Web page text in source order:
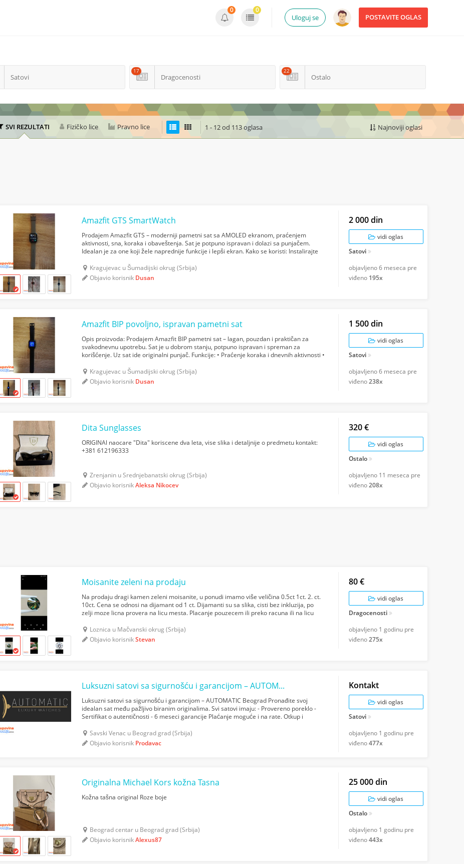
POSTAVITE OGLAS
Uloguj se
0 0
Satovi Dragocenosti
17
Ostalo
22
SVI REZULTATI Fizičko lice Pravno lice 1 - 12 od 113 oglasa Najnoviji oglasi
Amazfit GTS SmartWatch
Prodajem Amazfit GTS – moderniji pametni sat sa AMOLED ekranom, praćenjem
aktivnosti, sna, koraka i obaveštenja. Sat je potpuno ispravan i dolazi sa punjačem.
Idealan je za one koji žele naprednije funkcije i lepši ekran. Kako se koristi: Instalirajte
Kragujevac u Šumadijski okrug (Srbija)
Objavio korisnik Dusan
2 000 din
vidi oglas
Satovi
objavljeno6 meseca pre
viđeno 195x
Amazfit BIP povoljno, ispravan pametni sat
Opis proizvoda: Prodajem Amazfit BIP pametni sat – lagan, pouzdan i praktičan za
svakodnevnu upotrebu. Sat je u dobrom stanju, potpuno ispravan i spreman za
korišćenje. Uz sat ide originalni punjač. Funkcije: • Praćenje koraka i dnevnih aktivnosti •
Kragujevac u Šumadijski okrug (Srbija)
Objavio korisnik Dusan
1 500 din
vidi oglas
Satovi
objavljeno6 meseca pre
viđeno238x
Dita Sunglasses
ORIGINAl naocare "Dita" koriscene dva leta, vise slika i detaljnije o predmetu kontakt:
+381 612196333
Zrenjanin u Srednjebanatski okrug (Srbija)
Objavio korisnikAleksa Nikocev
320 €
vidi oglas
Ostalo
objavljeno 11 meseca pre
viđeno208x
Moisanite zeleni na prodaju
Na prodaju dragi kamen zeleni moisanite, u ponudi imamo više veličina 0.5ct 1ct. 2. ct.
10ct. Cena se odnosi na dijamant od 1 ct. Dijamanti su sa slika, cisti bez inkluzija, po
zelji moze licna provera na licu mesta. Placanje pouzecem ili preko racuna ili na licu
Loznica u Mačvanski okrug (Srbija)
Objavio korisnikStevan
80 €
vidi oglas
Dragocenosti
objavljeno 1 godinu pre
viđeno275x
Luksuzni satovi sa sigurnošću i garancijom – AUTOMATIC Beograd
Luksuzni satovi sa sigurnošću i garancijom – AUTOMATIC Beograd Pronađite svoj
idealan sat među pažljivo biranim originalima. Svi satovi imaju: - Provereno poreklo -
Sertifikat o autentičnosti - 6 meseci garancije Plaćanje moguće i na rate. Otkup i
Savski Venac u Beograd grad (Srbija)
Objavio korisnik Prodavac
Kontakt
vidi oglas
Satovi
objavljeno 1 godinu pre
viđeno477x
Originalna Michael Kors kožna Tasna
Kožna tašna original Roze boje
Beograd centar u Beograd grad (Srbija)
Objavio korisnikAlexus87
25 000 din
vidi oglas
Ostalo
objavljeno 1 godinu pre
viđeno443x